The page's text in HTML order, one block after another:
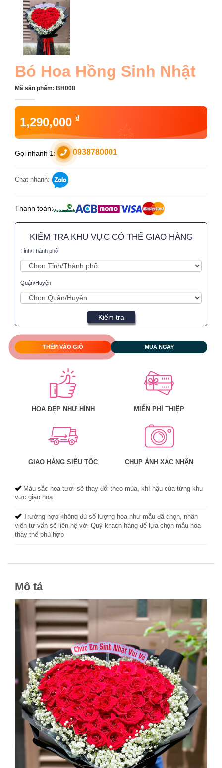
Bó Hoa Hồng Sinh Nhật
Mã sản phẩm: BH008
1,290,000 ₫
Gọi nhanh 1: 0938780001
Chat nhanh:
Thanh toán:
KIỂM TRA KHU VỰC CÓ THỂ GIAO HÀNG
Tỉnh/Thành phố
Quận/Huyện
Kiểm tra
THÊM VÀO GIỎ MUA NGAY
HOA ĐẸP NHƯ HÌNH MIỄN PHÍ THIỆP
GIAO HÀNG SIÊU TỐC CHỤP ẢNH XÁC NHẬN
Màu sắc hoa tươi sẽ thay đổi theo mùa, khí hậu của từng khu
vực giao hoa
Trường hợp không đủ số lượng hoa như mẫu đã chọn, nhân
viên tư vấn sẽ liên hệ với Quý khách hàng để lựa chọn mẫu hoa
thay thế phù hợp
Mô tả